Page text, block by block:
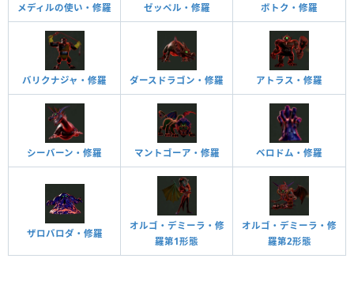
メディルの使い・修羅 ゼッペル・修羅 ボトク・修羅
バリクナジャ・修羅 ダースドラゴン・修羅 アトラス・修羅
シーバーン・修羅 マントゴーア・修羅 ベロドム・修羅
ザロバロダ・修羅
オルゴ・デミーラ・修
羅第1形態
オルゴ・デミーラ・修
羅第2形態